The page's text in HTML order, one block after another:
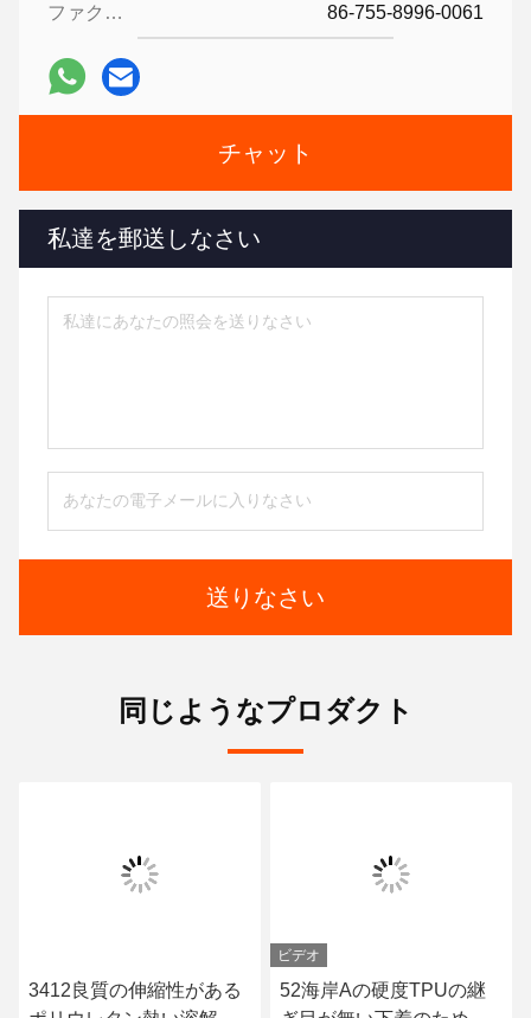
ファクシミリ: 86-755-8996-0061
チャット
私達を郵送しなさい
送りなさい
同じようなプロダクト
3412良質の伸縮性がある
ビデオ
52海岸Aの硬度TPUの継